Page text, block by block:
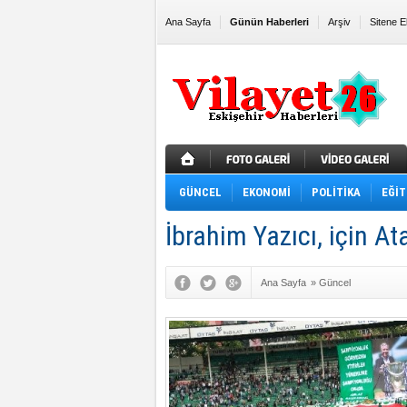
Ana Sayfa Günün Haberleri Arşiv Sitene
GÜNCEL EKONOMİ POLİTİKA
İbrahim Yazıcı, için
Ana Sayfa » Güncel